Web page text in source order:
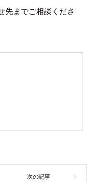
先までご相談くださ